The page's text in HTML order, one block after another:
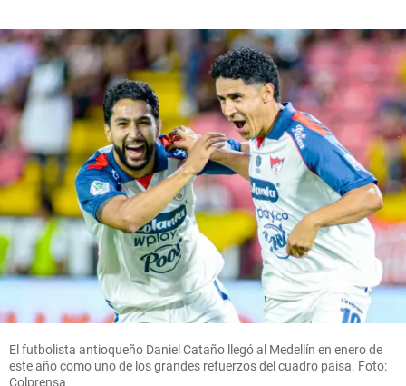
El futbolista antioqueño Daniel Cataño llegó al Medellín en enero de
este año como uno de los grandes refuerzos del cuadro paisa. Foto:
Colprensa